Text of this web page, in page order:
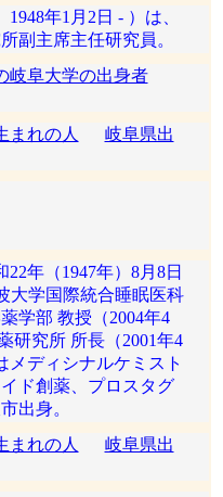
年1月2日 - ）は、
副主席主任研究員。
岐阜大学の出身者
まれの人
岐阜県出
年（1947年）8月8日
大学国際統合睡眠医科
学部 教授（2004年4
研究所 所長（2001年4
メディシナルケミスト
ド創薬、プロスタグ
出身。
まれの人
岐阜県出